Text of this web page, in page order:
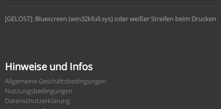
[GELÖST]: Bluescreen (win32kfull.sys) oder weißer Streifen beim Drucken
Hinweise und Infos
Allgemeine Geschäftsbedingungen
Nutzungsbedingungen
Datenschutzerklärung